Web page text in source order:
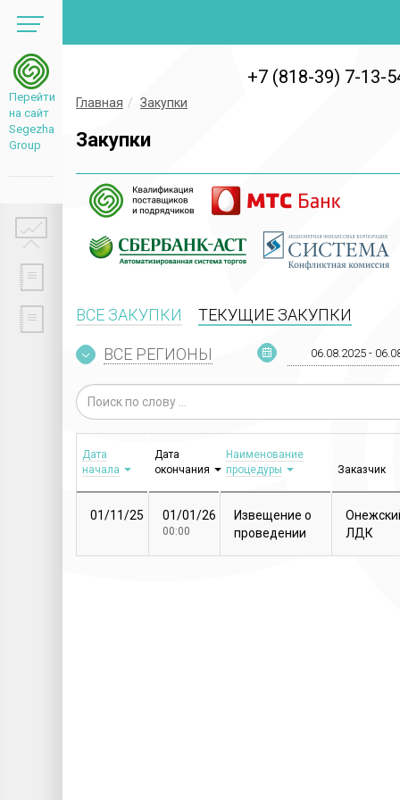
Перейти
на сайт
Segezha
Group
+7 (818-39) 7-13-
Главная Закупки
Закупки
ВСЕ ЗАКУПКИ ТЕКУЩИЕ ЗАКУПКИ
ВСЕ РЕГИОНЫ
Дата
начала
Дата
окончания
Наименование
процедуры
Заказчик
01/11/25 01/01/26
00:00
Извещение о
проведении
ЛДК